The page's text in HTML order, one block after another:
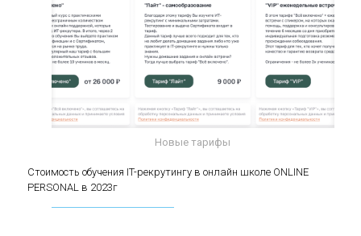
Стоимость обучения IT-рекрутингу в онлайн
Новые тарифы
Стоимость обучения IT-рекрутингу в онлайн школе ONLINE
PERSONAL в 2023г